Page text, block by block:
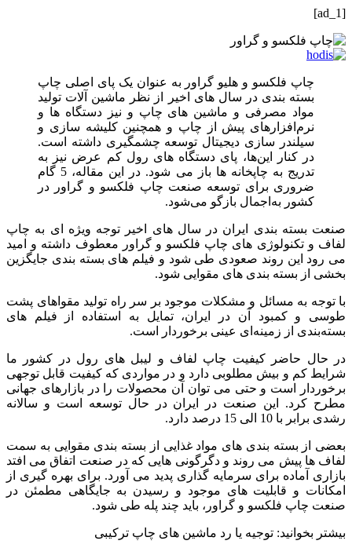
[ad_1]
چاپ فلکسو و هلیو گراور به‌ عنوان یک پای اصلی چاپ
بسته‌ بندی در سال‌ های اخیر از نظر ماشین‌ آلات تولید
مواد مصرفی و ماشین‌ های چاپ و نیز دستگاه‌ ها و
نرم‌افزارهای پیش از چاپ و همچنین کلیشه سازی و
سیلندر سازی دیجیتال توسعه چشمگیری داشته است.
در کنار این‌ها، پای دستگاه‌ های رول کم‌ عرض نیز به‌
تدریج به چاپخانه‌ ها باز می‌ شود.
در این مقاله، 5 گام
ضروری برای توسعه صنعت چاپ فلکسو و گراور در
کشور به‌اجمال بازگو می‌شود.
صنعت بسته‌ بندی ایران در سال‌ های اخیر توجه ویژه‌ ای به چاپ
لفاف و تکنولوژی‌ های چاپ فلکسو و گراور معطوف داشته و امید
می‌ رود این روند صعودی طی شود و فیلم‌ های بسته‌ بندی جایگزین
بخشی از بسته‌ بندی‌ های مقوایی شود.
با توجه به مسائل و مشکلات موجود بر سر راه تولید مقواهای پشت
طوسی و کمبود آن در ایران، تمایل به استفاده از فیلم‌ های
بسته‌بندی از زمینه‌ای عینی برخوردار است.
در حال حاضر کیفیت چاپ لفاف و لیبل‌ های رول در کشور ما
شرایط کم‌ و بیش مطلوبی دارد و در مواردی که کیفیت قابل‌ توجهی
برخوردار است و حتی می‌ توان آن محصولات را در بازارهای جهانی
مطرح کرد. این صنعت در ایران در حال‌ توسعه است و سالانه
رشدی برابر با 10 الی 15 درصد دارد.
بعضی از بسته‌ بندی‌ های مواد غذایی از بسته‌ بندی مقوایی به سمت
لفاف‌ ها پیش می‌ روند و دگرگونی‌ هایی که در صنعت اتفاق می‌ افتد
بازاری آماده برای سرمایه‌ گذاری پدید می‌ آورد. برای بهره‌ گیری از
امکانات و قابلیت‌ های موجود و رسیدن به جایگاهی مطمئن در
صنعت چاپ فلکسو و گراور، باید چند پله طی شود.
بیشتر بخوانید: توجیه یا رد ماشین های چاپ ترکیبی